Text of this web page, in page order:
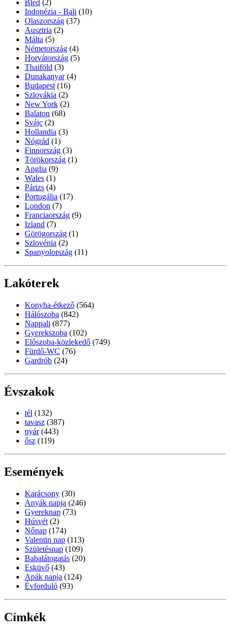
Bled (2)
Indonézia - Bali (10)
Olaszország (37)
Ausztria (2)
Málta (5)
Németország (4)
Horvátország (5)
Thaiföld (3)
Dunakanyar (4)
Budapest (16)
Szlovákia (2)
New York (2)
Balaton (68)
Svájc (2)
Hollandia (3)
Nógrád (1)
Finnország (3)
Törökország (1)
Anglia (9)
Wales (1)
Párizs (4)
Portugália (17)
London (7)
Franciaország (9)
Izland (7)
Görögország (1)
Szlovénia (2)
Spanyolország (11)
Lakóterek
Konyha-étkező (564)
Hálószoba (842)
Nappali (877)
Gyerekszoba (102)
Előszoba-közlekedő (749)
Fürdő-WC (76)
Gardrób (24)
Évszakok
tél (132)
tavasz (387)
nyár (443)
ősz (119)
Események
Karácsony (30)
Anyák napja (246)
Gyereknap (73)
Húsvét (2)
Nőnap (174)
Valentin nap (113)
Születésnap (109)
Babalátogatás (20)
Esküvő (43)
Apák napja (124)
Évforduló (93)
Címkék